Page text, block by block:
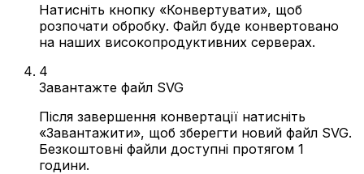
Натисніть кнопку «Конвертувати», щоб
розпочати обробку. Файл буде конвертовано
на наших високопродуктивних серверах.
4
Завантажте файл SVG
Після завершення конвертації натисніть
«Завантажити», щоб зберегти новий файл SVG.
Безкоштовні файли доступні протягом 1
години.